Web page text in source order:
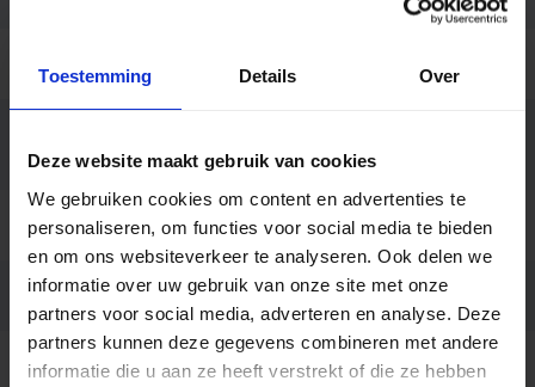
Toestemming Details Over
Deze website maakt gebruik van cookies
We gebruiken cookies om content en advertenties te
personaliseren, om functies voor social media te bieden
en om ons websiteverkeer te analyseren. Ook delen we
informatie over uw gebruik van onze site met onze
partners voor social media, adverteren en analyse. Deze
partners kunnen deze gegevens combineren met andere
informatie die u aan ze heeft verstrekt of die ze hebben
ur
Behuizing Polycarbonaat
Kleur Grijs
Montage Opbouw